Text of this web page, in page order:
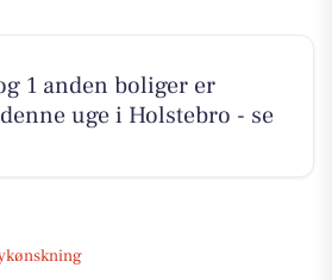
1 anden boliger er
uge i Holstebro - se